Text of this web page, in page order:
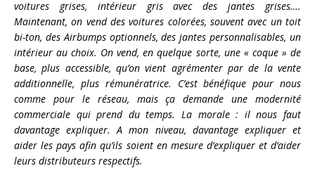
voitures grises, intérieur gris avec des jantes grises….
Maintenant, on vend des voitures colorées, souvent avec un toit
bi-ton, des Airbumps optionnels, des jantes personnalisables, un
intérieur au choix. On vend, en quelque sorte, une « coque » de
base, plus accessible, qu’on vient agrémenter par de la vente
additionnelle, plus rémunératrice. C’est bénéfique pour nous
comme pour le réseau, mais ça demande une modernité
commerciale qui prend du temps. La morale : il nous faut
davantage expliquer. A mon niveau, davantage expliquer et
aider les pays afin qu’ils soient en mesure d’expliquer et d’aider
leurs distributeurs respectifs.